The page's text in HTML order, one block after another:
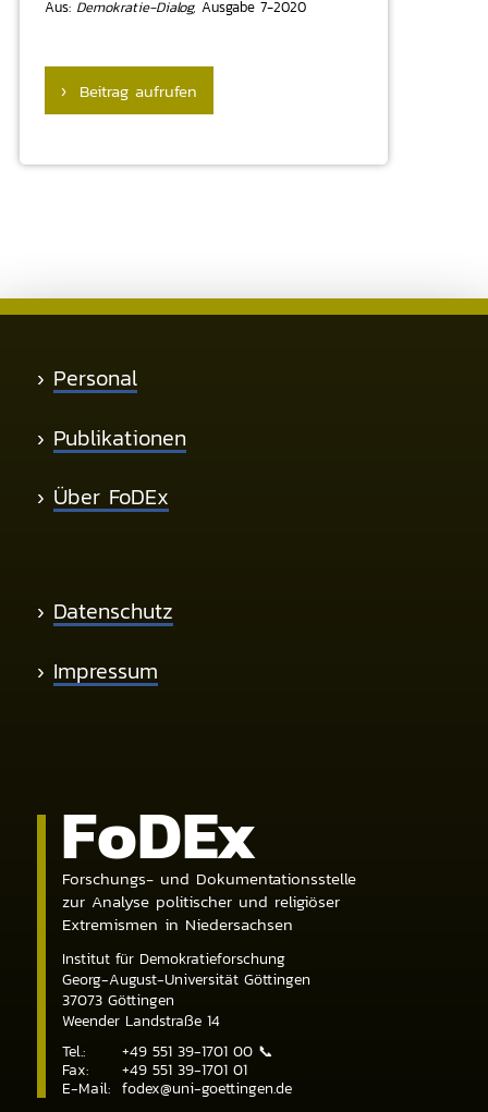
Aus: Demokratie-Dialog, Ausgabe 7-2020
› Beitrag aufrufen
› Personal
› Publikationen
› Über FoDEx
› Datenschutz
› Impressum
FoDEx
Forschungs- und Dokumentationsstelle
zur Analyse politischer und religiöser
Extremismen in Niedersachsen
Institut für Demokratieforschung
Georg-August-Universität Göttingen
37073 Göttingen
Weender Landstraße 14
Tel.:
+49 551 39-1701 00 📞
Fax:
+49 551 39-1701 01
E-Mail: fodex@uni-goettingen.de